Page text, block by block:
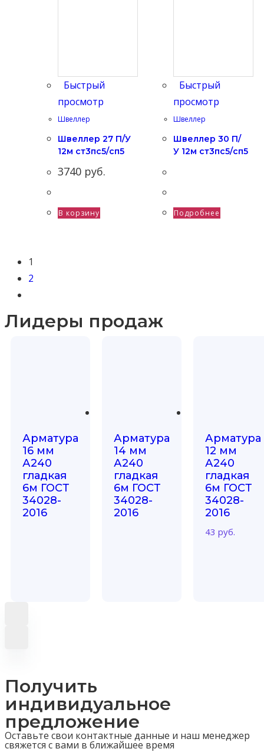
Быстрый
просмотр
Швеллер
Швеллер 27 П/У
12м ст3пс5/сп5
3740 руб.
В корзину
Быстрый
просмотр
Швеллер
Швеллер 30 П/
У 12м ст3пс5/сп5
Подробнее
1
2
Лидеры продаж
Арматура
16 мм
А240
гладкая
6м ГОСТ
34028-
2016
Арматура
14 мм
А240
гладкая
6м ГОСТ
34028-
2016
Арматура
12 мм
А240
гладкая
6м ГОСТ
34028-
2016
43 руб.
Получить
индивидуальное
предложение
Оставьте свои контактные данные и наш менеджер
свяжется с вами в ближайшее время